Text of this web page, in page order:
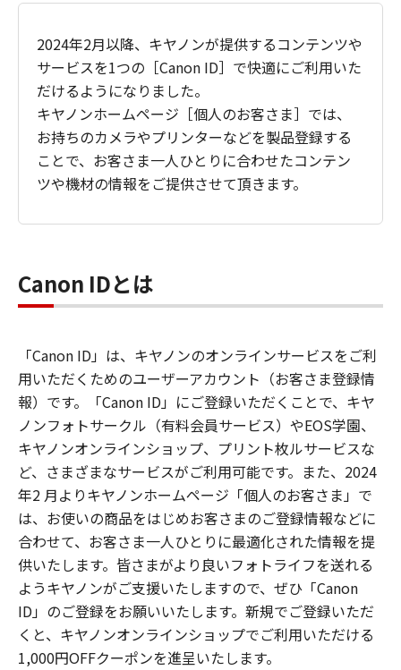
2024年2月以降、キヤノンが提供するコンテンツや
サービスを1つの［Canon ID］で快適にご利用いた
だけるようになりました。
キヤノンホームページ［個人のお客さま］では、
お持ちのカメラやプリンターなどを製品登録する
ことで、お客さま一人ひとりに合わせたコンテン
ツや機材の情報をご提供させて頂きます。
Canon IDとは
「Canon ID」は、キヤノンのオンラインサービスをご利
用いただくためのユーザーアカウント（お客さま登録情
報）です。「Canon ID」にご登録いただくことで、キヤ
ノンフォトサークル（有料会員サービス）やEOS学園、
キヤノンオンラインショップ、プリント枚ルサービスな
ど、さまざまなサービスがご利用可能です。また、2024
年2 月よりキヤノンホームページ「個人のお客さま」で
は、お使いの商品をはじめお客さまのご登録情報などに
合わせて、お客さま一人ひとりに最適化された情報を提
供いたします。皆さまがより良いフォトライフを送れる
ようキヤノンがご支援いたしますので、ぜひ「Canon
ID」のご登録をお願いいたします。新規でご登録いただ
くと、キヤノンオンラインショップでご利用いただける
1,000円OFFクーポンを進呈いたします。